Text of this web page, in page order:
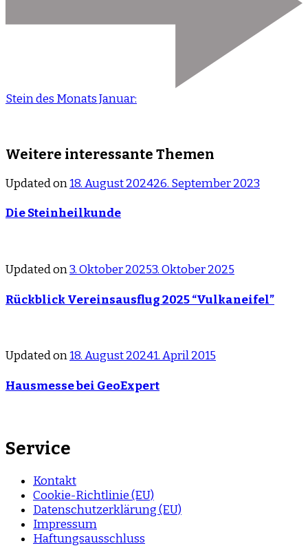
Stein des Monats Januar:
Weitere interessante Themen
Updated on18. August 202426. September 2023
Die Steinheilkunde
Updated on3. Oktober 20253. Oktober 2025
Rückblick Vereinsausflug 2025 “Vulkaneifel”
Updated on18. August 20241. April 2015
Hausmesse bei GeoExpert
Service
Kontakt
Cookie-Richtlinie (EU)
Datenschutzerklärung (EU)
Impressum
Haftungsausschluss